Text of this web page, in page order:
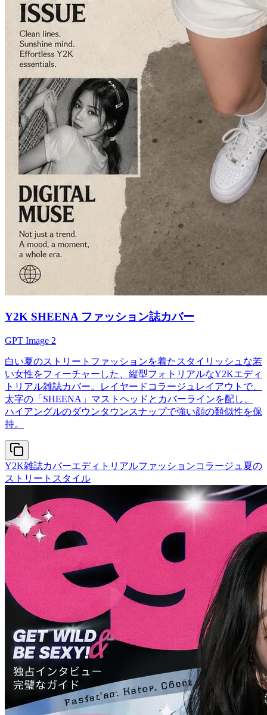
Y2K SHEENA ファッション誌カバー
GPT Image 2
白い夏のストリートファッションを着たスタイリッシュな若
い女性をフィーチャーした、縦型フォトリアルなY2Kエディ
トリアル雑誌カバー。レイヤードコラージュレイアウトで、
太字の「SHEENA」マストヘッドとカバーラインを配し、
ハイアングルのダウンタウンスナップで強い顔の類似性を保
持。
Y2K雑誌カバーエディトリアルファッションコラージュ 夏の
ストリートスタイル